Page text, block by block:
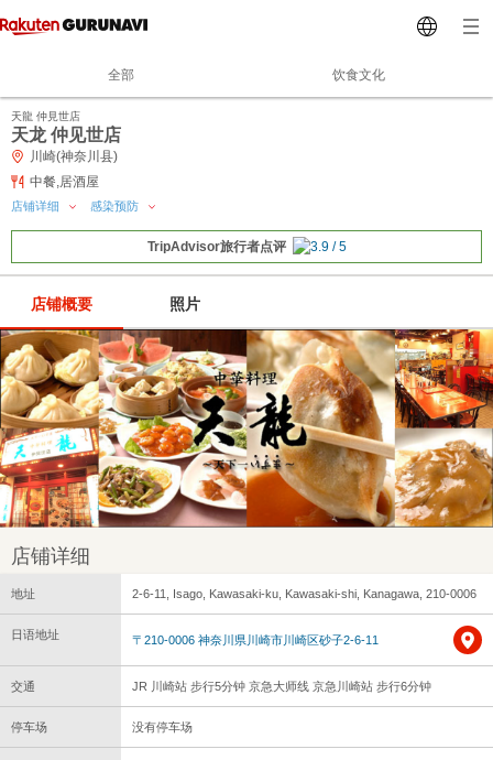
全部 饮食文化
天龍 仲見世店
天龙 仲见世店
川崎(神奈川县)
中餐,居酒屋
店铺详细 感染预防
TripAdvisor旅行者点评
店铺概要 照片
店铺详细
地址 2-6-11, Isago, Kawasaki-ku, Kawasaki-shi, Kanagawa, 210-0006
日语地址 〒210-0006 神奈川県川崎市川崎区砂子2-6-11
交通 JR 川崎站 步行5分钟 京急大师线 京急川崎站 步行6分钟
停车场 没有停车场